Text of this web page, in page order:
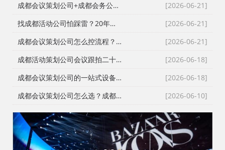
[2026-06-21]
成都会议策划公司+成都会务公司+成都会务服务公司：成都活动公司老策划师不愿公开的执行细节
[2026-06-21]
找成都活动公司怕踩雷？20年资深操盘手拆解宝宝宴与寿宴布置的隐形门槛
[2026-06-21]
成都会议策划公司怎么控流程？从LED大屏幕到沙画定制的全链路避坑指南
[2026-06-18]
成都活动策划公司会议跟拍二十七年的镜头逻辑：从医学会议到年会直播的现场记录
[2026-06-18]
成都会议策划公司的一站式设备配套：从舞台搭建到LED屏的现场逻辑
[2026-06-10]
成都会议策划公司怎么选？成都会务公司与成都活动执行公司全流程服务拆解